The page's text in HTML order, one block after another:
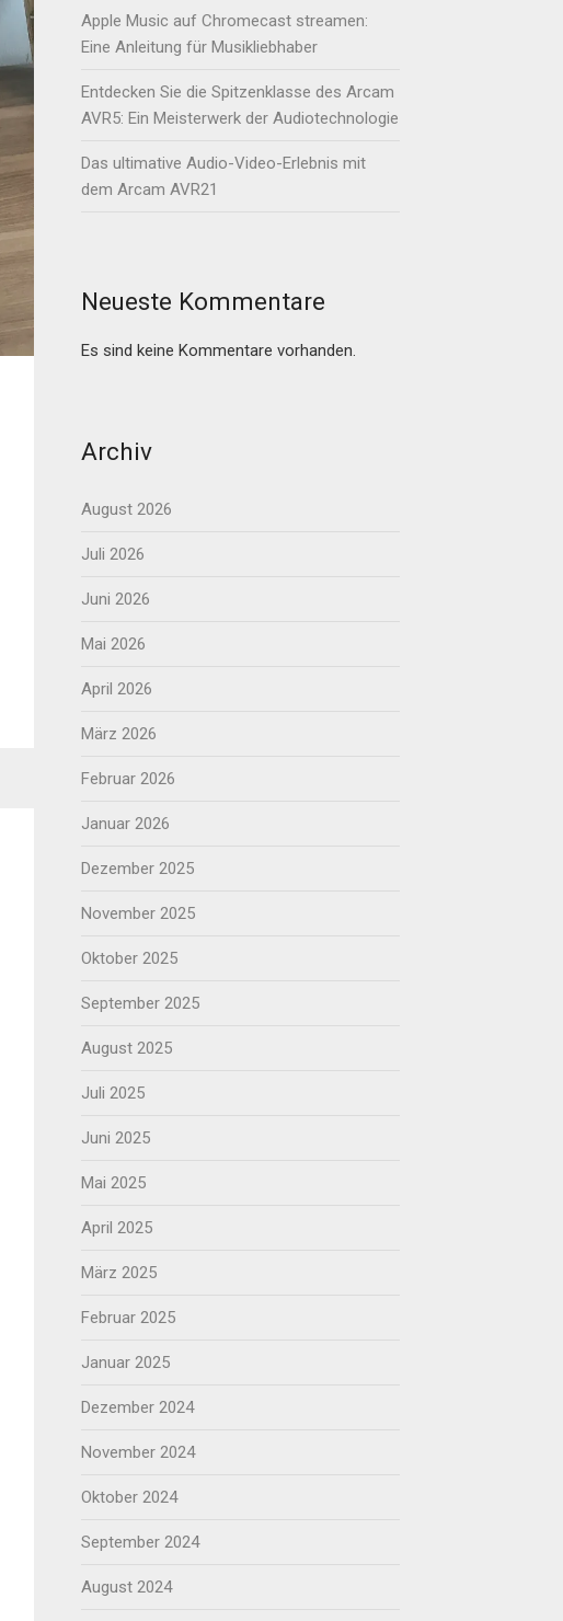
Apple Music auf Chromecast streamen:
Eine Anleitung für Musikliebhaber
Entdecken Sie die Spitzenklasse des Arcam
AVR5: Ein Meisterwerk der Audiotechnologie
Das ultimative Audio-Video-Erlebnis mit
dem Arcam AVR21
Neueste Kommentare
Es sind keine Kommentare vorhanden.
Archiv
August 2026
Juli 2026
Juni 2026
Mai 2026
April 2026
März 2026
Februar 2026
Januar 2026
Dezember 2025
November 2025
Oktober 2025
September 2025
August 2025
Juli 2025
Juni 2025
Mai 2025
April 2025
März 2025
Februar 2025
Januar 2025
Dezember 2024
November 2024
Oktober 2024
September 2024
August 2024